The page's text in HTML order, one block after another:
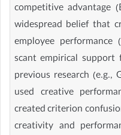
competitive advantage
widespread belief that
employee
scant empirical support
previous research (e.g.,
used creative
created criterion
creativity and